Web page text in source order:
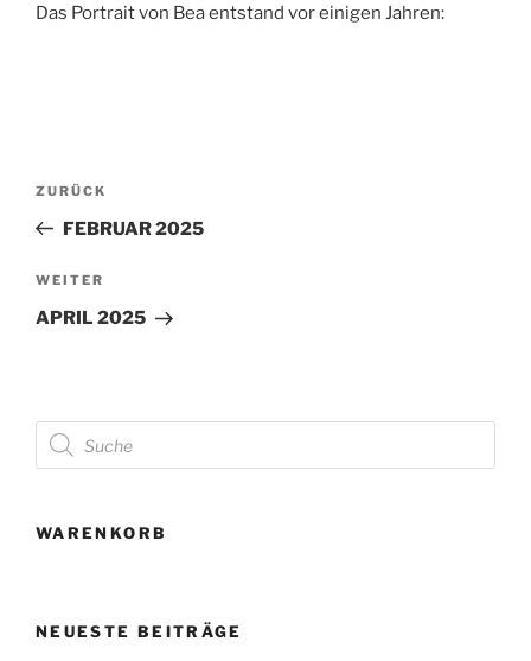
Das Portrait von Bea entstand vor einigen Jahren:
Beitragsnavigation
Vorheriger
Beitrag
ZURÜCK
FEBRUAR 2025
Nächster
Beitrag
WEITER
APRIL 2025
Products
search
WARENKORB
NEUESTE BEITRÄGE